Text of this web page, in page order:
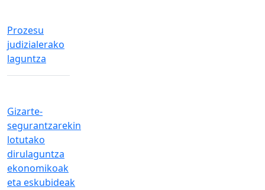
Prozesu
judizialerako
laguntza
Gizarte-
segurantzarekin
lotutako
dirulaguntza
ekonomikoak
eta eskubideak